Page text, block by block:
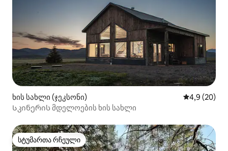
ხის სახლი (ჯეკსონი) საშუალო
4,9 (20)
Სკინერის მდელოების ხის სახლი
სტუმართა რჩეული
სტუმართა რჩეული